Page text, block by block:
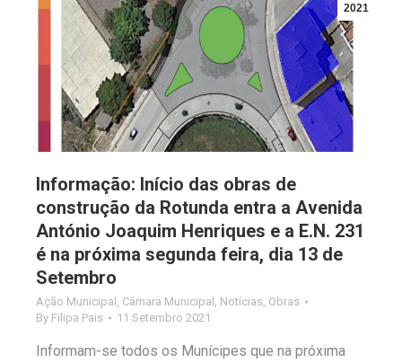
2021
Informação: Início das obras de
construção da Rotunda entra a Avenida
António Joaquim Henriques e a E.N. 231
é na próxima segunda feira, dia 13 de
Setembro
Ação Municipal Câmara Municipal Notícias Obras
By Filipa Pais 11 Setembro 2021
Informam-se todos os Munícipes que na próxima